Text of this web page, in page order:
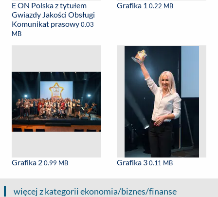
E ON Polska z tytułem
Gwiazdy Jakości Obsługi
Komunikat prasowy0.03
MB
Grafika 1 0.22 MB
Grafika 20.99 MB Grafika 30.11 MB
więcej z kategorii ekonomia/biznes/finanse